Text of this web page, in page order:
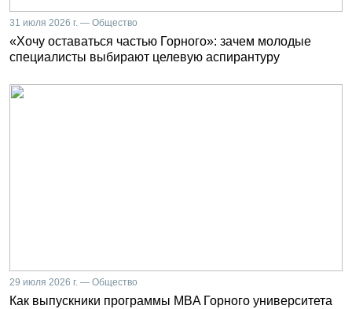
31 июля 2026 г. — Общество
«Хочу оставаться частью Горного»: зачем молодые
специалисты выбирают целевую аспирантуру
29 июля 2026 г. — Общество
Как выпускники программы MBA Горного университета